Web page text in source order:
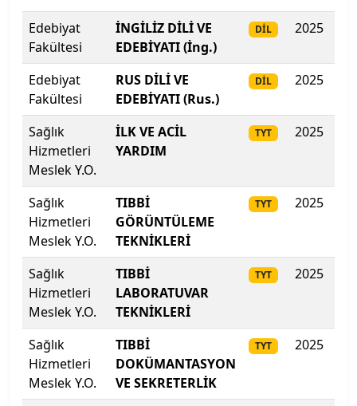
Kahramanmaraş Sütçü İmam Üniversitesi
Kahramanmaraş Sütçü İmam Üniversitesi
Kapadokya Üniversitesi
Kapadokya Üniversitesi
Karabük Üniversitesi
Karadeniz Teknik Üniversitesi
Karamanoğlu Mehmetbey Üniversitesi
Kastamonu Üniversitesi
Kayseri Üniversitesi
Kıbrıs Amerikan Üniversitesi
Edebiyat
Fakültesi
İNGİLİZ DİLİ VE
EDEBİYATI (İng.)
DİL 2025
Edebiyat
Fakültesi
RUS DİLİ VE
EDEBİYATI (Rus.)
DİL 2025
Sağlık
Hizmetleri
Meslek Y.O.
İLK VE ACİL
YARDIM
TYT 2025
Sağlık
Hizmetleri
Meslek Y.O.
TIBBİ
GÖRÜNTÜLEME
TEKNİKLERİ
TYT 2025
Sağlık
Hizmetleri
Meslek Y.O.
TIBBİ
LABORATUVAR
TEKNİKLERİ
TYT 2025
Sağlık
Hizmetleri
Meslek Y.O.
TIBBİ
DOKÜMANTASYON
VE SEKRETERLİK
TYT 2025